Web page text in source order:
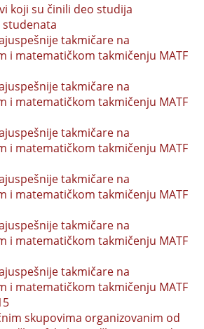
koji su činili deo studija
takmičare na
i matematičkom takmičenju MATF
takmičare na
i matematičkom takmičenju MATF
takmičare na
i matematičkom takmičenju MATF
takmičare na
i matematičkom takmičenju MATF
takmičare na
i matematičkom takmičenju MATF
takmičare na
i matematičkom takmičenju MATF
skupovima organizovanim od